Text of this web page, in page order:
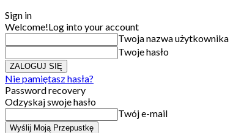
Sign in
Welcome!Log into your account
Twoja nazwa użytkownika
Twoje hasło
Nie pamiętasz hasła?
Password recovery
Odzyskaj swoje hasło
Twój e-mail